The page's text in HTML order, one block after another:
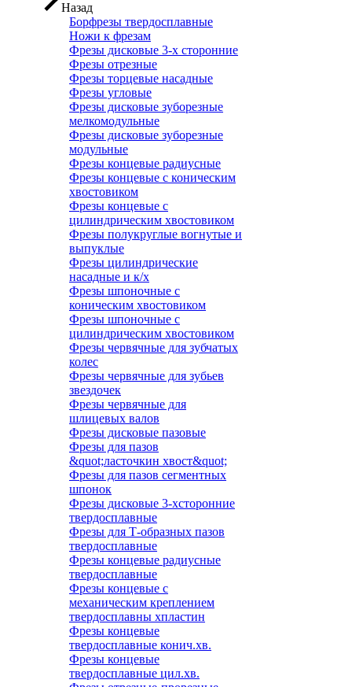
Назад
Борфрезы твердосплавные
Ножи к фрезам
Фрезы дисковые 3-х сторонние
Фрезы отрезные
Фрезы торцевые насадные
Фрезы угловые
Фрезы дисковые зуборезные
мелкомодульные
Фрезы дисковые зуборезные
модульные
Фрезы концевые радиусные
Фрезы концевые с коническим
хвостовиком
Фрезы концевые с
цилиндрическим хвостовиком
Фрезы полукруглые вогнутые и
выпуклые
Фрезы цилиндрические
насадные и к/х
Фрезы шпоночные с
коническим хвостовиком
Фрезы шпоночные с
цилиндрическим хвостовиком
Фрезы червячные для зубчатых
колес
Фрезы червячные для зубьев
звездочек
Фрезы червячные для
шлицевых валов
Фрезы дисковые пазовые
Фрезы для пазов
&quot;ласточкин хвост&quot;
Фрезы для пазов сегментных
шпонок
Фрезы дисковые 3-хсторонние
твердосплавные
Фрезы для Т-образных пазов
твердосплавные
Фрезы концевые радиусные
твердосплавные
Фрезы концевые с
механическим креплением
твердосплавны хпластин
Фрезы концевые
твердосплавные конич.хв.
Фрезы концевые
твердосплавные цил.хв.